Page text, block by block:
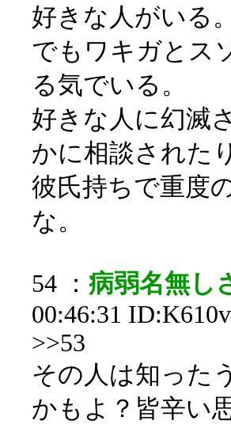
好きな人がいる。
でもワキガとス
る気でいる。
好きな人に幻滅
かに相談された
彼氏持ちで重度
な。
54 ： 病弱名無し
00:46:31
>>53
その人は知った
かもよ？皆辛い